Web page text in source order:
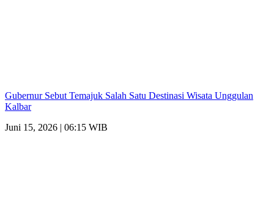
Gubernur Sebut Temajuk Salah Satu Destinasi Wisata Unggulan
Kalbar
Juni 15, 2026 | 06:15 WIB